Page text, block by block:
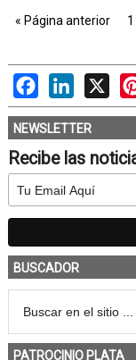
« Página anterior 1
FacebookLinkedIn
X
NEWSLETTER
Recibe las
BUSCADOR
PATROCINIO PLATA